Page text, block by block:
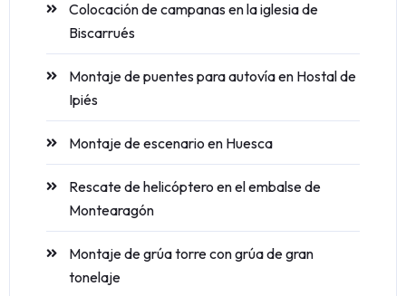
Colocación de campanas en la iglesia de
Biscarrués
Montaje de puentes para autovía en Hostal de
Ipiés
Montaje de escenario en Huesca
Rescate de helicóptero en el embalse de
Montearagón
Montaje de grúa torre con grúa de gran
tonelaje